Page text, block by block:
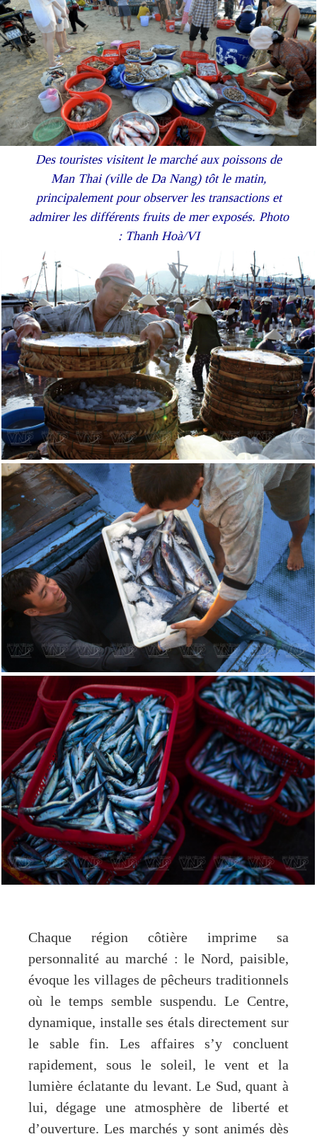
Des touristes visitent le marché aux poissons de
Man Thai (ville de Da Nang) tôt le matin,
principalement pour observer les transactions et
admirer les différents fruits de mer exposés. Photo
: Thanh Hoà/VI
Chaque région côtière imprime sa
personnalité au marché : le Nord, paisible,
évoque les villages de pêcheurs traditionnels
où le temps semble suspendu. Le Centre,
dynamique, installe ses étals directement sur
le sable fin. Les affaires s’y concluent
rapidement, sous le soleil, le vent et la
lumière éclatante du levant. Le Sud, quant à
lui, dégage une atmosphère de liberté et
d’ouverture. Les marchés y sont animés dès